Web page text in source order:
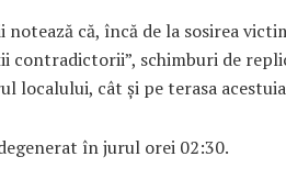
notează că, încă de la sosirea
contradictorii”, schimburi de
localului, cât și pe terasa
în jurul orei 02:30.